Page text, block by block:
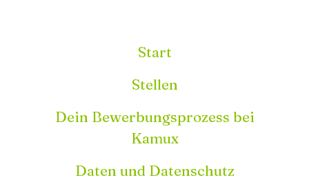
Start
Stellen
Dein Bewerbungsprozess bei
Kamux
Daten und Datenschutz